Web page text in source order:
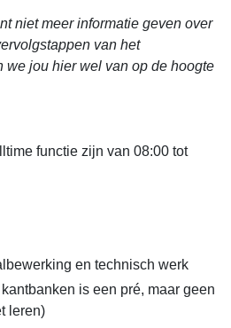
niet meer informatie geven over
van het
we jou hier wel van op de hoogte
functie zijn van 08:00 tot
en technisch werk
is een pré, maar geen
leren)